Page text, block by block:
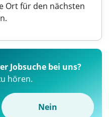
Ort für den nächsten
Jobsuche bei uns?
hören.
Nein